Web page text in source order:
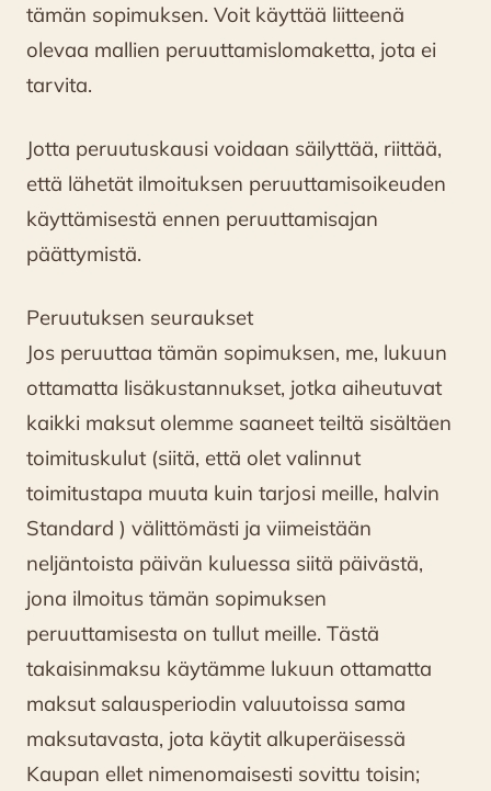
tämän sopimuksen. Voit käyttää liitteenä
olevaa mallien peruuttamislomaketta, jota ei
tarvita.
Jotta peruutuskausi voidaan säilyttää, riittää,
että lähetät ilmoituksen peruuttamisoikeuden
käyttämisestä ennen peruuttamisajan
päättymistä.
Peruutuksen seuraukset
Jos peruuttaa tämän sopimuksen, me, lukuun
ottamatta lisäkustannukset, jotka aiheutuvat
kaikki maksut olemme saaneet teiltä sisältäen
toimituskulut (siitä, että olet valinnut
toimitustapa muuta kuin tarjosi meille, halvin
Standard ) välittömästi ja viimeistään
neljäntoista päivän kuluessa siitä päivästä,
jona ilmoitus tämän sopimuksen
peruuttamisesta on tullut meille. Tästä
takaisinmaksu käytämme lukuun ottamatta
maksut salausperiodin valuutoissa sama
maksutavasta, jota käytit alkuperäisessä
Kaupan ellet nimenomaisesti sovittu toisin;